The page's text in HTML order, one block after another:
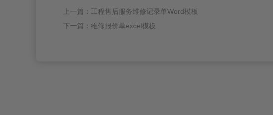
上一篇：工程售后服务维修记录单Word模板
下一篇：维修报价单excel模板